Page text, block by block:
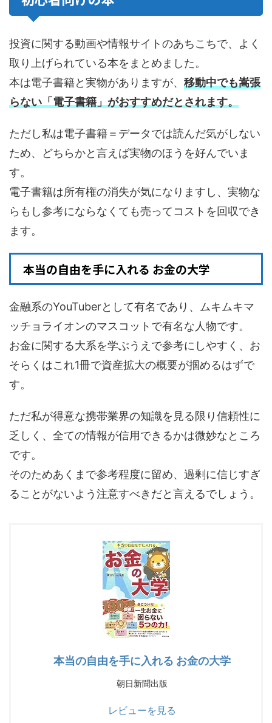
投資に関する動画や情報サイトのあちこちで、よく
取り上げられている本をまとめました。
本は電子書籍と実物がありますが、 移動中でも嵩張
らない「電子書籍」がおすすめだとされます。
ただし私は電子書籍＝データでは読んだ気がしない
ため、どちらかと言えば実物のほうを好んでいま
す。
電子書籍は所有権の消失が気になりますし、実物な
らもし参考にならなくても売ってコストを回収でき
ます。
本当の自由を手に入れる お金の大学
金融系のYouTuberとして有名であり、ムキムキマ
ッチョライオンのマスコットで有名な人物です。
お金に関する大系を学ぶうえで参考にしやすく、お
そらくはこれ1冊で資産拡大の概要が掴めるはずで
す。
ただ私が得意な携帯業界の知識を見る限り信頼性に
乏しく、全ての情報が信用できるかは微妙なところ
です。
そのためあくまで参考程度に留め、過剰に信じすぎ
ることがないよう注意すべきだと言えるでしょう。
本当の自由を手に入れる お金の大学
朝日新聞出版
レビューを見る